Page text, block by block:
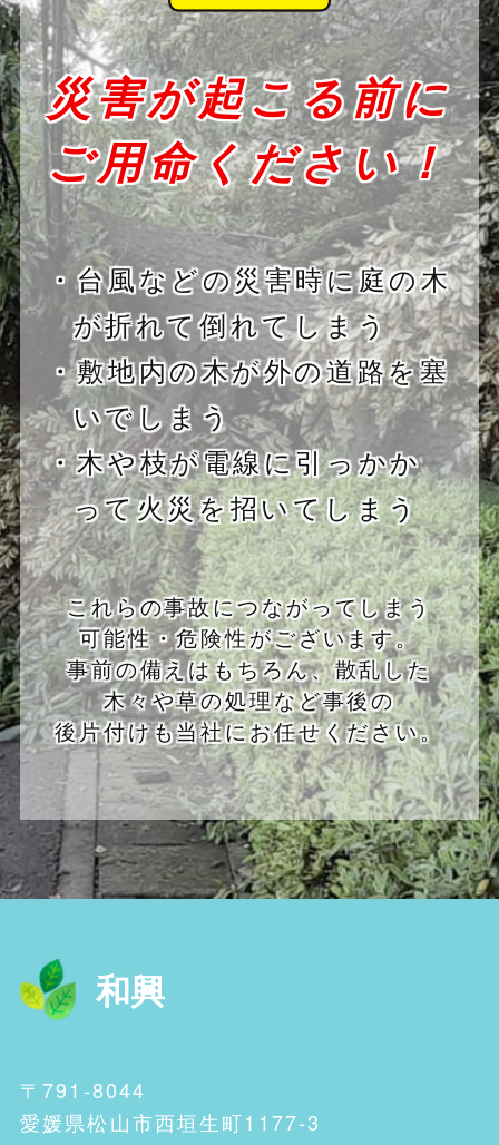
災害が起こる前に
ご用命ください！
・台風などの災害時に庭の木
が折れて倒れてしまう
・敷地内の木が外の道路を塞
いでしまう
・木や枝が電線に引っかか
って火災を招いてしまう
これらの事故につながってしまう
可能性・危険性がございます。
事前の備えはもちろん、散乱した
木々や草の処理など事後の
後片付けも当社にお任せください。
和興
〒791-8044
愛媛県松山市西垣生町1177-3